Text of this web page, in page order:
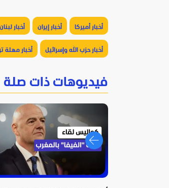
أخبار أميركا أخبار إيران أخبار لبنان
أخبار حزب الله وإسرائيل أخبار مهلة
فيديوهات ذات صلة